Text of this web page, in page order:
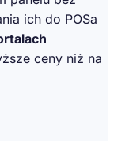
ich do POSa
ceny niż na